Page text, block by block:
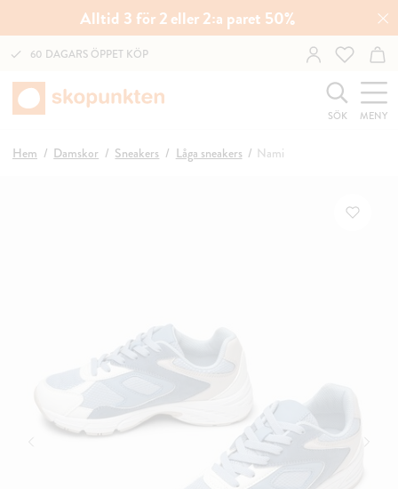
Alltid 3 för 2 eller 2:a paret 50%
60 DAGARS ÖPPET KÖP
SÖK MENY
Hem Damskor Sneakers Låga sneakers Nami